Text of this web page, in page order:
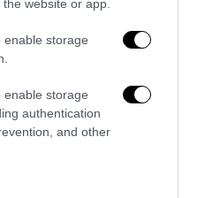
website or app.
enable storage
enable storage
authentication
and other